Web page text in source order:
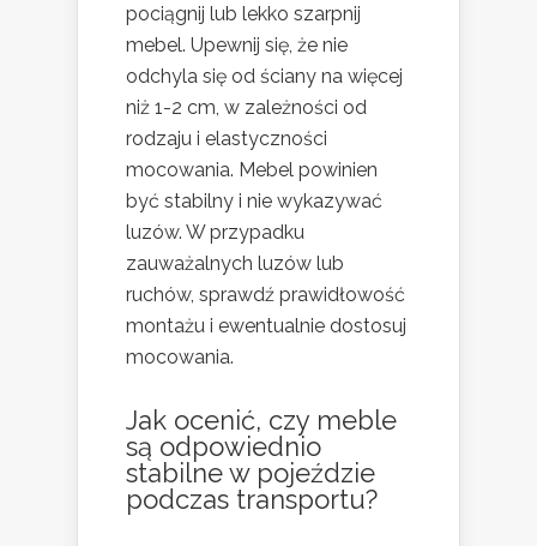
pociągnij lub lekko szarpnij
mebel. Upewnij się, że nie
odchyla się od ściany na więcej
niż 1-2 cm, w zależności od
rodzaju i elastyczności
mocowania. Mebel powinien
być stabilny i nie wykazywać
luzów. W przypadku
zauważalnych luzów lub
ruchów, sprawdź prawidłowość
montażu i ewentualnie dostosuj
mocowania.
Jak ocenić, czy meble
są odpowiednio
stabilne w pojeździe
podczas transportu?